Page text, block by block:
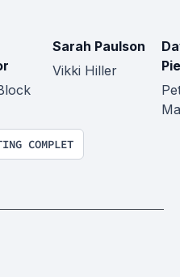
Sarah Paulson
Vikki Hiller
COMPLET